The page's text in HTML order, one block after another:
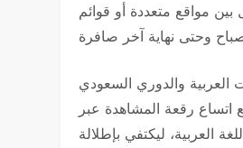
بين مواقع متعددة أو قوائم
العربية والدوري السعودي
اتساع رقعة المشاهدة عبر
العربية، ليكتفي بإطلالة